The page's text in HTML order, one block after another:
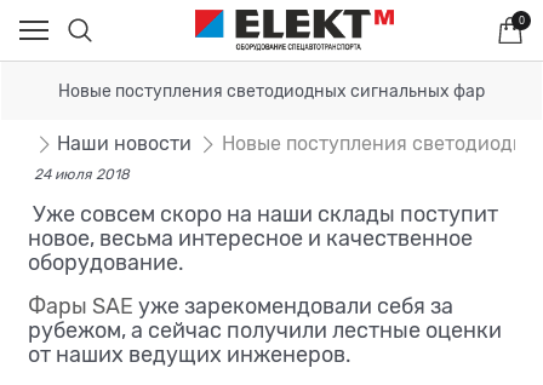
0
Новые поступления светодиодных сигнальных фар
Наши новости Новые поступления
24 июля 2018
Уже совсем скоро на наши склады поступит
новое, весьма интересное и качественное
оборудование.
Фары SAE уже зарекомендовали себя за
рубежом, а сейчас получили лестные оценки
от наших ведущих инженеров.